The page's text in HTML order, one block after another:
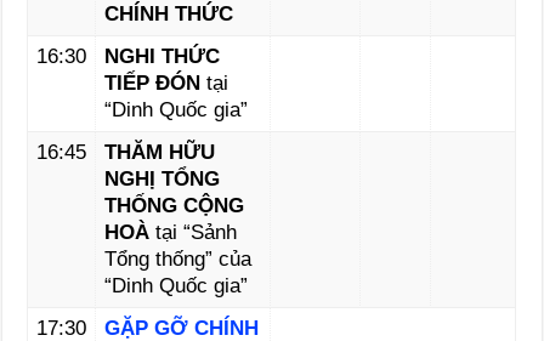
CHÍNH THỨC
16:30
NGHI THỨC
TIẾP ĐÓNtại
“Dinh Quốc gia”
16:45
THĂM HỮU
NGHỊ TỔNG
THỐNG CỘNG
HOÀtại “Sảnh
Tổng thống” của
“Dinh Quốc gia”
17:30
GẶP GỠ CHÍNH